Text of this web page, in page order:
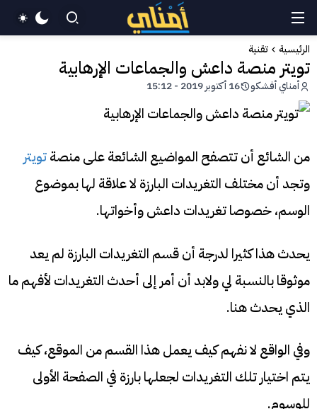
الرئيسية تقنية
تويتر منصة داعش والجماعات الإرهابية
أمناي أفشكو 16 أكتوبر 2019 - 15:12
من الشائع أن تتصفح المواضيع الشائعة على منصةتويتر
وتجد أن مختلف التغريدات البارزة لا علاقة لها بموضوع
الوسم، خصوصا تغريدات داعش وأخواتها.
يحدث هذا كثيرا لدرجة أن قسم التغريدات البارزة لم يعد
موثوقا بالنسبة لي ولابد أن أمر إلى أحدث التغريدات لأفهم ما
الذي يحدث هنا.
وفي الواقع لا نفهم كيف يعمل هذا القسم من الموقع، كيف
يتم اختيار تلك التغريدات لجعلها بارزة في الصفحة الأولى
للوسوم.